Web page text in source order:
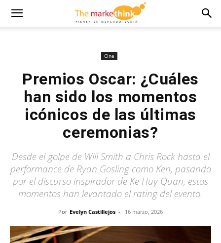
Cine
Premios Oscar: ¿Cuáles
han sido los momentos
icónicos de las últimas
ceremonias?
Desde el golpe de Will Smith a Chris Rock hasta el
performance de Ryan Gosling como Ken, pasando
por el discurso inspirador de Ke Huy Quan, estos
momentos han levantado el rating del evento.
Por Evelyn Castillejos - 16 marzo, 2026